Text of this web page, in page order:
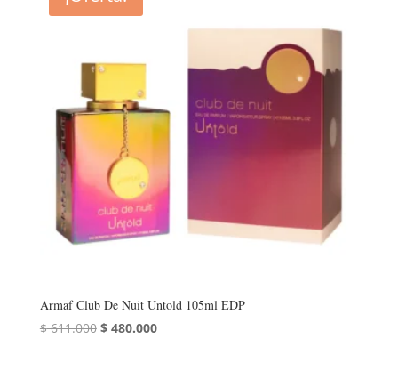
Armaf Club De Nuit Untold 105ml EDP
$611.000 El
$480.000El